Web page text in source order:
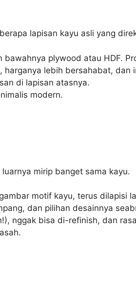
lapisan kayu asli yang
bawahnya plywood atau HDF.
lebih bersahabat, dan
di lapisan atasnya.
modern.
mirip banget sama kayu.
motif kayu, terus dilapisi
dan pilihan desainnya
nggak bisa di-refinish, dan